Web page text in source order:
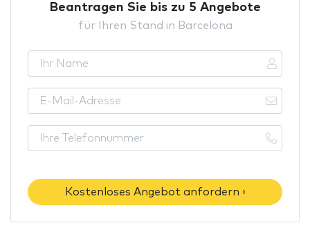
Beantragen Sie bis zu 5 Angebote
für Ihren Stand in Barcelona
Kostenloses Angebot anfordern ›